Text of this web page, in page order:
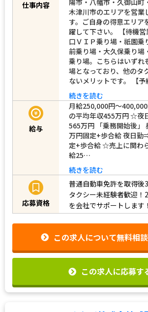
事内容 【流し営業】 京
陽市・八幡市・久御山町
木津川市のエリアを営業
す。ご自身の得意エリア
躍して下さい。 【待機営
口ＶＩＰ乗り場・祇園乗
前乗り場・大久保乗り場
乗り場。こちらはいずれ
ないメリットです。 【
続きを読む
月給250,000円～
の平均年収455万円 ☆夜
565万円 「乗務開始後」
万円固定+歩合給 夜日勤
給25…
続きを読む
普通自動車免許を取得後3
タクシー未経験者歓迎！
を会社でサポートします
この求人について無料相
この求人に応募す